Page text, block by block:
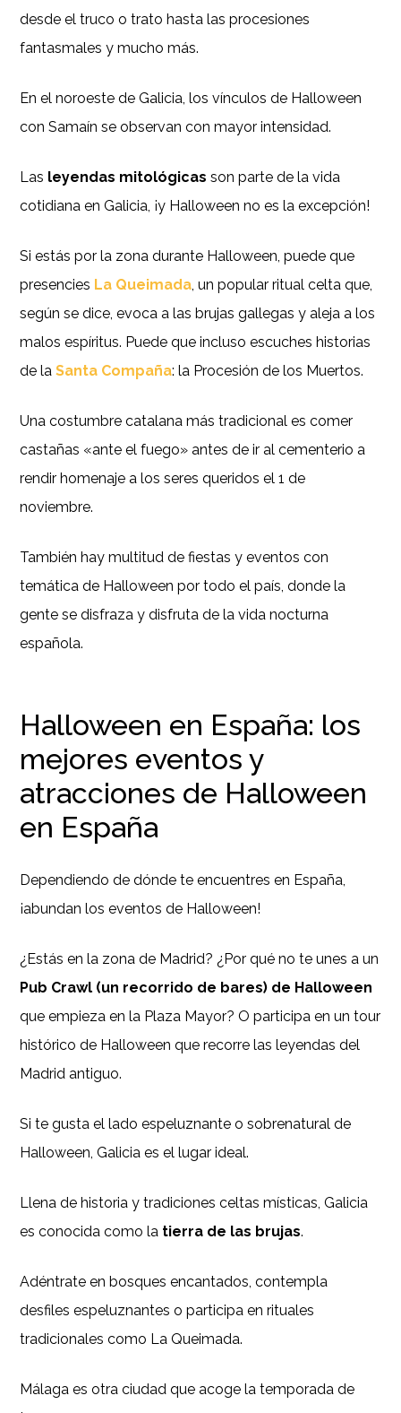
desde el truco o trato hasta las procesiones
fantasmales y mucho más.
En el noroeste de Galicia, los vínculos de Halloween
con Samaín se observan con mayor intensidad.
Las leyendas mitológicas son parte de la vida
cotidiana en Galicia, ¡y Halloween no es la excepción!
Si estás por la zona durante Halloween, puede que
presencies La Queimada , un popular ritual celta que,
según se dice, evoca a las brujas gallegas y aleja a los
malos espíritus. Puede que incluso escuches historias
de laSanta Compaña: la Procesión de los Muertos.
Una costumbre catalana más tradicional es comer
castañas «ante el fuego» antes de ir al cementerio a
rendir homenaje a los seres queridos el 1 de
noviembre.
También hay multitud de fiestas y eventos con
temática de Halloween por todo el país, donde la
gente se disfraza y disfruta de la vida nocturna
española.
Halloween en España: los
mejores eventos y
atracciones de Halloween
en España
Dependiendo de dónde te encuentres en España,
¡abundan los eventos de Halloween!
¿Estás en la zona de Madrid? ¿Por qué no te unes a un
Pub Crawl (un recorrido de bares) de Halloween
que empieza en la Plaza Mayor? O participa en un tour
histórico de Halloween que recorre las leyendas del
Madrid antiguo.
Si te gusta el lado espeluznante o sobrenatural de
Halloween, Galicia es el lugar ideal.
Llena de historia y tradiciones celtas místicas, Galicia
es conocida como la tierra de las brujas.
Adéntrate en bosques encantados, contempla
desfiles espeluznantes o participa en rituales
tradicionales como La Queimada.
Málaga es otra ciudad que acoge la temporada de